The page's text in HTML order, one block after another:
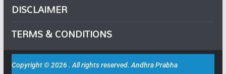
DISCLAIMER
TERMS & CONDITIONS
Copyright © 2026 . All rights reserved. Andhra Prabha